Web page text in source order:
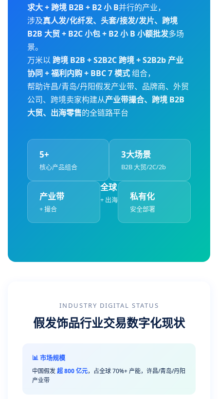
求大 + 跨境 B2B + B2 小 B并行的产业，
涉及真人发/化纤发、头套/接发/发片、跨境
B2B 大贸 + B2C 小包 + B2 小 B 小额批发多场
景。
万米以 跨境 B2B + S2B2C 跨境 + S2B2b 产业
协同 + 福利内购 + BBC 7 模式组合，
帮助许昌/青岛/丹阳假发产业带、品牌商、外贸
公司、跨境卖家构建从产业带撮合、跨境 B2B
大贸、出海零售的全链路平台
5+
核心产品组合
3大场景
B2B 大贸/2C/2b
产业带
+ 撮合
全球
+ 出海 私有化
安全部署
INDUSTRY DIGITAL STATUS
假发饰品行业交易数字化现状
📊 市场规模
中国假发超 800 亿元，占全球 70%+ 产能，许昌/青岛/丹阳
产业带